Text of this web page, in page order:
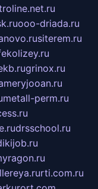
ooo-driada.ru
siterem.ru
grinox.ru
metall-perm.ru
drsschool.ru
rti.com.ru